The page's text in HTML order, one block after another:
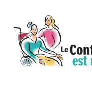
à
navigation
au
contenu